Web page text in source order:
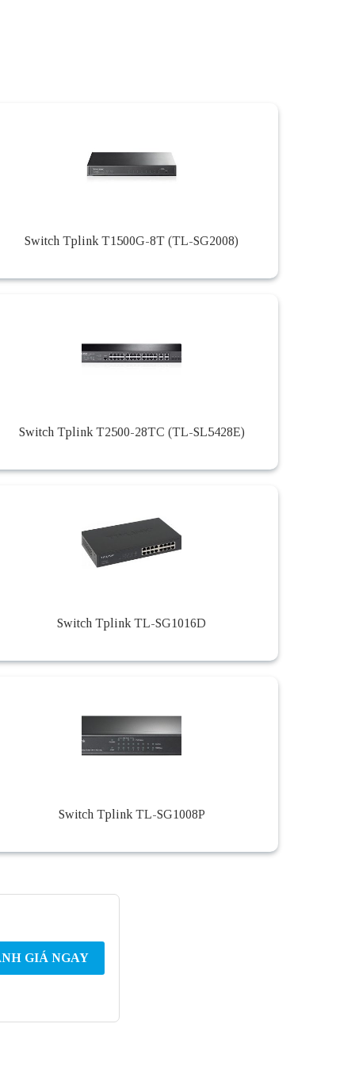
Switch Tplink T1500G-8T (TL-SG2008)
Switch Tplink T2500-28TC (TL-SL5428E)
Switch Tplink TL-SG1016D
Switch Tplink TL-SG1008P
GIÁ NGAY